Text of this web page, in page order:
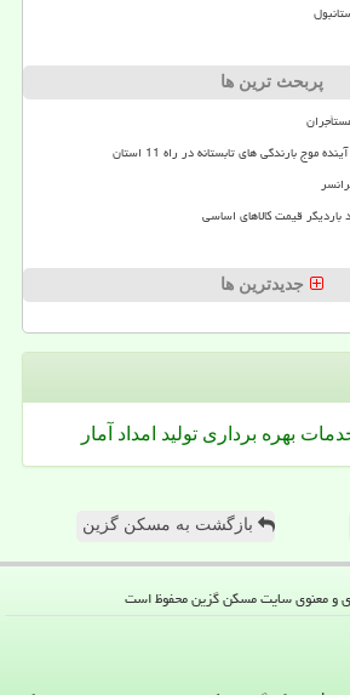
پربحث ترین ها
قیمت کالاهای اساسی
جدیدترین ها
بهره برداری تولید امداد آمار
بازگشت به مسکن گزین